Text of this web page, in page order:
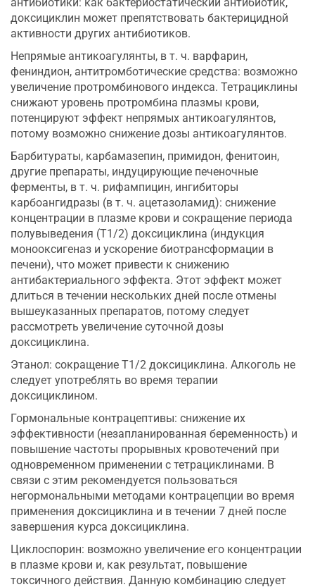
доксициклин может препятствовать бактерицидной
активности других антибиотиков.
Непрямые антикоагулянты, в т. ч. варфарин,
фениндион, антитромботические средства: возможно
увеличение протромбинового индекса. Тетрациклины
снижают уровень протромбина плазмы крови,
потенцируют эффект непрямых антикоагулянтов,
потому возможно снижение дозы антикоагулянтов.
Барбитураты, карбамазепин, примидон, фенитоин,
другие препараты, индуцирующие печеночные
ферменты, в т. ч. рифампицин, ингибиторы
карбоангидразы (в т. ч. ацетазоламид): снижение
концентрации в плазме крови и сокращение периода
полувыведения (Т1/2) доксициклина (индукция
монооксигеназ и ускорение биотрансформации в
печени), что может привести к снижению
антибактериального эффекта. Этот эффект может
длиться в течении нескольких дней после отмены
вышеуказанных препаратов, потому следует
рассмотреть увеличение суточной дозы
доксициклина.
Этанол: сокращение Т1/2 доксициклина. Алкоголь не
следует употреблять во время терапии
доксициклином.
Гормональные контрацептивы: снижение их
эффективности (незапланированная беременность) и
повышение частоты прорывных кровотечений при
одновременном применении с тетрациклинами. В
связи с этим рекомендуется пользоваться
негормональными методами контрацепции во время
применения доксициклина и в течении 7 дней после
завершения курса доксициклина.
Циклоспорин: возможно увеличение его концентрации
в плазме крови и, как результат, повышение
токсичного действия. Данную комбинацию следует